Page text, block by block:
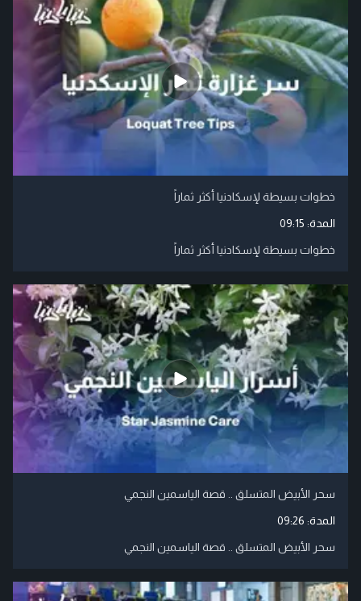
خطوات بسيطة لإسكادنيا أكثر ثماراً
المدة: 09:15
خطوات بسيطة لإسكادنيا أكثر ثماراً
سحر الأبيض المتسلق .. قصة الياسمين النجمي
المدة: 09:26
سحر الأبيض المتسلق .. قصة الياسمين النجمي